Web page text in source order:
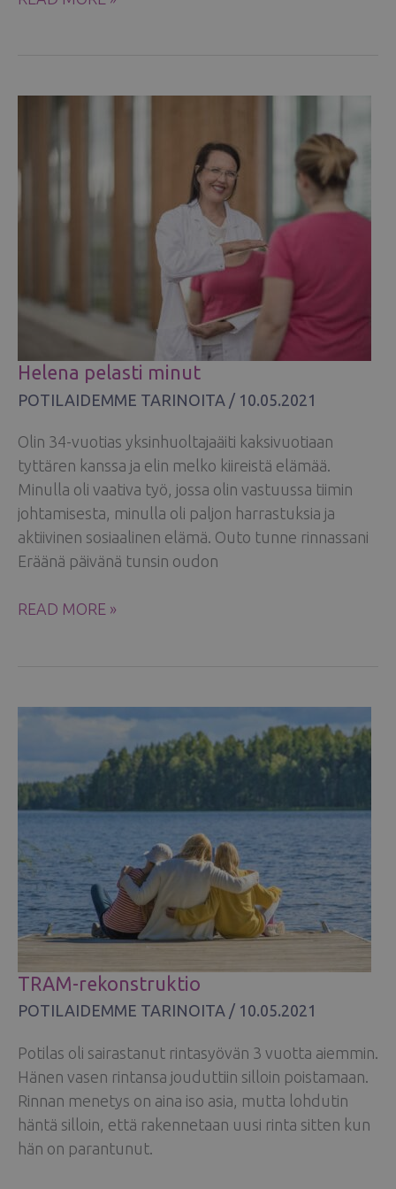
RINTASYÖVÄSTÄ
VUOTIAANA
Helena pelasti minut
POTILAIDEMME TARINOITA / 10.05.2021
Olin 34-vuotias yksinhuoltajaäiti kaksivuotiaan
tyttären kanssa ja elin melko kiireistä elämää.
Minulla oli vaativa työ, jossa olin vastuussa tiimin
johtamisesta, minulla oli paljon harrastuksia ja
aktiivinen sosiaalinen elämä. Outo tunne rinnassani
Eräänä päivänä tunsin oudon
HELENA
READ MORE »
TRAM-rekonstruktio
POTILAIDEMME TARINOITA / 10.05.2021
Potilas oli sairastanut rintasyövän 3 vuotta aiemmin.
Hänen vasen rintansa jouduttiin silloin poistamaan.
Rinnan menetys on aina iso asia, mutta lohdutin
häntä silloin, että rakennetaan uusi rinta sitten kun
hän on parantunut.